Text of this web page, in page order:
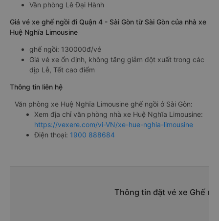
Văn phòng Lê Đại Hành
Giá vé xe ghế ngồi đi Quận 4 - Sài Gòn từ Sài Gòn của nhà xe
Huệ Nghĩa Limousine
ghế ngồi: 130000đ/vé
Giá vé xe ổn định, không tăng giảm đột xuất trong các
dịp Lễ, Tết cao điểm
Thông tin liên hệ
Văn phòng xe Huệ Nghĩa Limousine ghế ngồi ở Sài Gòn:
Xem địa chỉ văn phòng nhà xe Huệ Nghĩa Limousine:
https://vexere.com/vi-VN/xe-hue-nghia-limousine
Điện thoại: 1900 888684
Thông tin đặt vé xe Ghế